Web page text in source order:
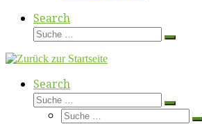
Search
Suche
Suche
Search
Suche
Suche
Suche